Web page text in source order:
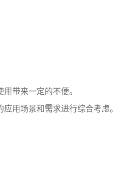
带来一定的不便。
用场景和需求进行综合考虑。